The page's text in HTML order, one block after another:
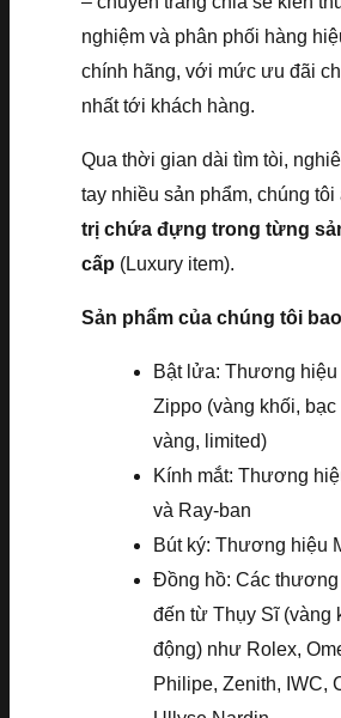
nghiệm và phân phối hàng
chính hãng, với mức ưu đãi
nhất tới khách hàng.
Qua thời gian dài tìm tòi,
tay nhiều sản phẩm, chúng tôi
trị chứa đựng trong từng
cấp (Luxury item).
Sản phẩm của chúng tôi
Bật lửa: Thương hiệu
Zippo (vàng khối, bạc
vàng, limited)
Kính mắt: Thương
và Ray-ban
Bút ký: Thương hiệu
Đồng hồ: Các thương
đến từ Thụy Sĩ (vàng
động) như Rolex,
Philipe, Zenith, IWC,